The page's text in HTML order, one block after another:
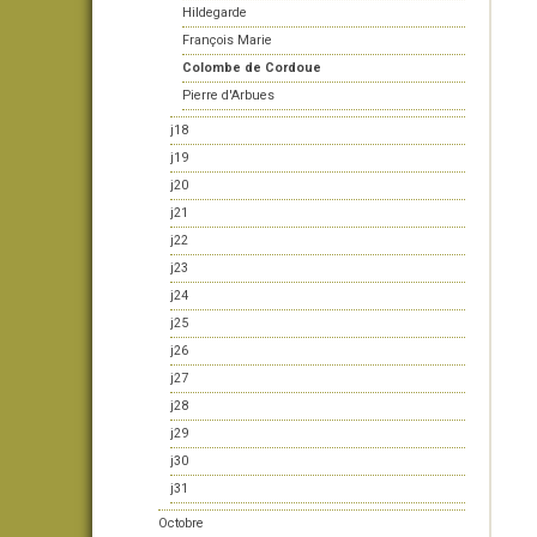
Hildegarde
François Marie
Colombe de Cordoue
Pierre d'Arbues
j18
j19
j20
j21
j22
j23
j24
j25
j26
j27
j28
j29
j30
j31
Octobre